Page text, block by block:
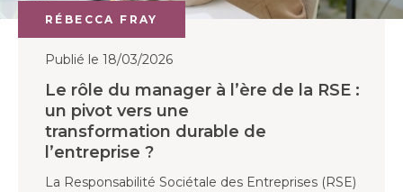
RÉBECCA FRAY
Publié le 18/03/2026
Le rôle du manager à l’ère de la RSE :
un pivot vers une
transformation durable de
l’entreprise ?
La Responsabilité Sociétale des Entreprises (RSE)